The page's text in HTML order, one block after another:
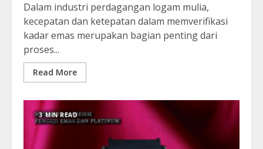
Dalam industri perdagangan logam mulia,
kecepatan dan ketepatan dalam memverifikasi
kadar emas merupakan bagian penting dari
proses...
Read More
3 MIN READ